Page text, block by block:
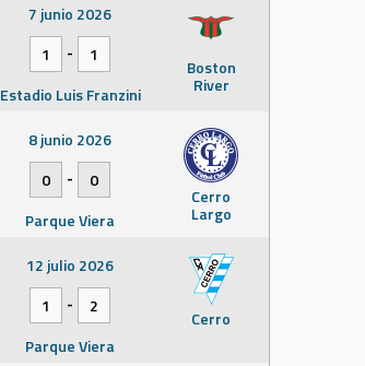
Boston
River
7 junio 2026
1
-
1
Estadio Luis Franzini
Cerro
Largo
8 junio 2026
0
-
0
Parque Viera
Cerro
12 julio 2026
1
-
2
Parque Viera